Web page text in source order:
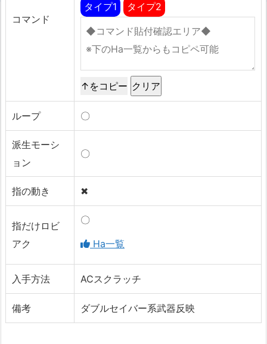
コマンド
タイプ1
タイプ2
↑をコピー
ループ 〇
派生モーシ
ョン
〇
指の動き ✖
指だけロビ
アク
〇
Ha一覧
入手方法 ACスクラッチ
備考 ダブルセイバー系武器反映